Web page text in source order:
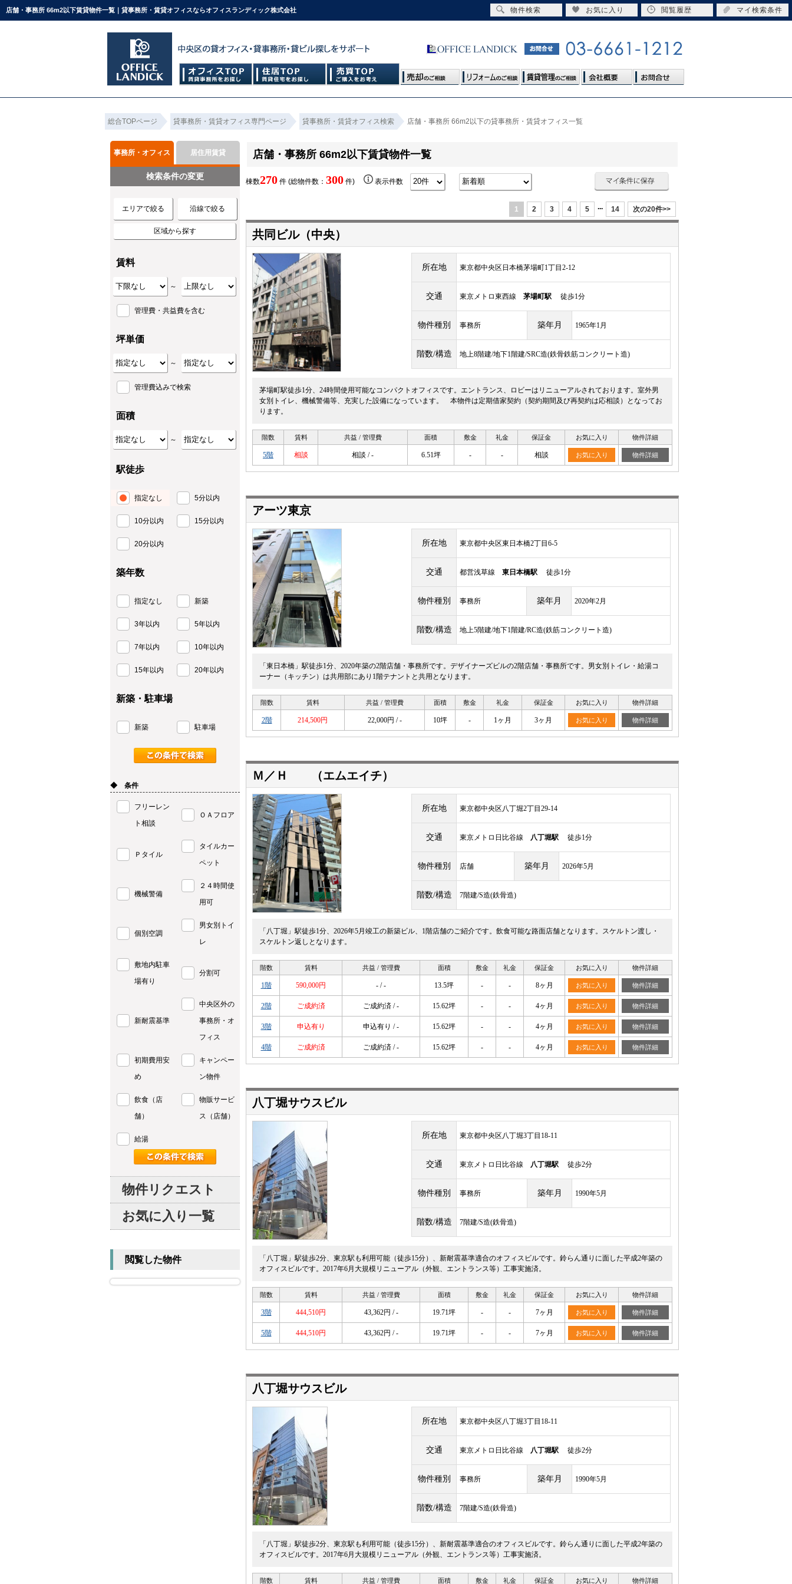
店舗・事務所 66m2以下賃貸物件一覧｜貸事務所・賃貸オフィスならオフィスランディック株式会社
総合TOPページ 貸事務所・賃貸オフィス専門ページ 貸事務所・賃貸オフィス検索 店舗・事務所 66m2以下の貸事務所・賃貸オフィス一覧
店舗・事務所 66m2以下賃貸物件一覧
棟数270 件 (総物件数： 300 件) 表示件数
1 2 3 4 5 ... 14 次の20件>>
共同ビル（中央）
所在地 東京都中央区日本橋茅場町1丁目2-12
交通 東京メトロ東西線 茅場町駅 徒歩1分
物件種別 事務所 築年月 1965年1月
階数/構造 地上8階建/地下1階建/SRC造(鉄骨鉄筋コンクリート造)
茅場町駅徒歩1分、24時間使用可能なコンパクトオフィスです。エントランス、ロビーはリニューアルされております。室外男
女別トイレ、機械警備等、充実した設備になっています。 本物件は定期借家契約（契約期間及び再契約は応相談）となってお
ります。
階数 賃料 共益 / 管理費 面積 敷金 礼金 保証金 お気に入り 物件詳細
5階 相談 相談 / - 6.51坪 - - 相談 お気に入り 物件詳細
アーツ東京
所在地 東京都中央区東日本橋2丁目6-5
交通 都営浅草線 東日本橋駅 徒歩1分
物件種別 事務所 築年月 2020年2月
階数/構造 地上5階建/地下1階建/RC造(鉄筋コンクリート造)
「東日本橋」駅徒歩1分、2020年築の2階店舗・事務所です。デザイナーズビルの2階店舗・事務所です。男女別トイレ・給湯コ
ーナー（キッチン）は共用部にあり1階テナントと共用となります。
階数 賃料 共益 / 管理費 面積 敷金 礼金 保証金 お気に入り 物件詳細
2階 214,500円 22,000円 / - 10坪 - 1ヶ月 3ヶ月 お気に入り 物件詳細
Ｍ／Ｈ （エムエイチ）
所在地 東京都中央区八丁堀2丁目29-14
交通 東京メトロ日比谷線 八丁堀駅 徒歩1分
物件種別 店舗 築年月 2026年5月
階数/構造 7階建/S造(鉄骨造)
「八丁堀」駅徒歩1分、2026年5月竣工の新築ビル、1階店舗のご紹介です。飲食可能な路面店舗となります。スケルトン渡し・
スケルトン返しとなります。
階数 賃料 共益 / 管理費 面積 敷金 礼金 保証金 お気に入り 物件詳細
1階 590,000円 - / - 13.5坪 - - 8ヶ月 お気に入り 物件詳細
2階 ご成約済 ご成約済 / - 15.62坪 - - 4ヶ月 お気に入り 物件詳細
3階 申込有り 申込有り / - 15.62坪 - - 4ヶ月 お気に入り 物件詳細
4階 ご成約済 ご成約済 / - 15.62坪 - - 4ヶ月 お気に入り 物件詳細
八丁堀サウスビル
所在地 東京都中央区八丁堀3丁目18-11
交通 東京メトロ日比谷線 八丁堀駅 徒歩2分
物件種別 事務所 築年月 1990年5月
階数/構造 7階建/S造(鉄骨造)
「八丁堀」駅徒歩2分、東京駅も利用可能（徒歩15分）、新耐震基準適合のオフィスビルです。鈴らん通りに面した平成2年築の
オフィスビルです。2017年6月大規模リニューアル（外観、エントランス等）工事実施済。
階数 賃料 共益 / 管理費 面積 敷金 礼金 保証金 お気に入り 物件詳細
3階 444,510円 43,362円 / - 19.71坪 - - 7ヶ月 お気に入り 物件詳細
5階 444,510円 43,362円 / - 19.71坪 - - 7ヶ月 お気に入り 物件詳細
八丁堀サウスビル
所在地 東京都中央区八丁堀3丁目18-11
交通 東京メトロ日比谷線 八丁堀駅 徒歩2分
物件種別 事務所 築年月 1990年5月
階数/構造 7階建/S造(鉄骨造)
「八丁堀」駅徒歩2分、東京駅も利用可能（徒歩15分）、新耐震基準適合のオフィスビルです。鈴らん通りに面した平成2年築の
オフィスビルです。2017年6月大規模リニューアル（外観、エントランス等）工事実施済。
階数 賃料 共益 / 管理費 面積 敷金 礼金 保証金 お気に入り 物件詳細
事務所・オフィス 居住用賃貸
検索条件の変更
エリアで絞る 沿線で絞る
区域から探す
賃料
～
管理費・共益費を含む
坪単価
～
管理費込みで検索
面積
～
駅徒歩
指定なし 5分以内
10分以内 15分以内
20分以内
築年数
指定なし 新築
3年以内 5年以内
7年以内 10年以内
15年以内 20年以内
新築・駐車場
新築 駐車場
◆ 条件
フリーレン
ト相談
ＯＡフロア
Ｐタイル
タイルカー
ペット
機械警備
２４時間使
用可
個別空調
男女別トイ
レ
敷地内駐車
場有り
分割可
新耐震基準
中央区外の
事務所・オ
フィス
初期費用安
め
キャンペー
ン物件
飲食（店
舗）
物販サービ
ス（店舗）
給湯
物件リクエスト
お気に入り一覧
閲覧した物件
物件検索 お気に入り 閲覧履歴 マイ検索条件